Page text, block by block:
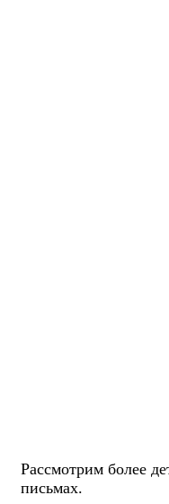
Рассмотрим более
письмах.